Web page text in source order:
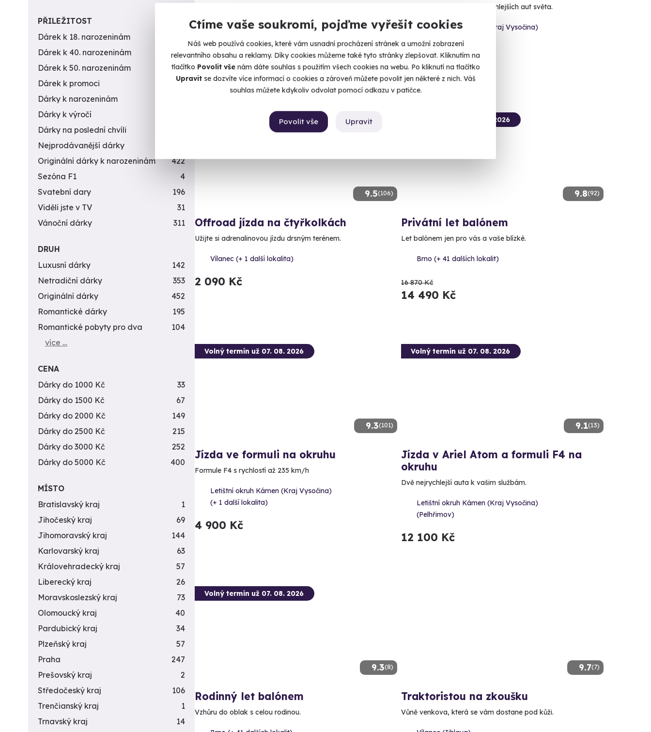
Ctíme vaše soukromí, pojďme vyřešit cookies
Náš web používá cookies, které vám usnadní procházení stránek a umožní zobrazení
relevantního obsahu a reklamy. Díky cookies můžeme také tyto stránky zlepšovat. Kliknutím na
tlačítko Povolit vše nám dáte souhlas s použitím všech cookies na webu. Po kliknutí na tlačítko
Upravitse dozvíte více informací o cookies a zároveň můžete povolit jen některé z nich. Váš
souhlas můžete kdykoliv odvolat pomocí odkazu v patičce.
Upravit
Povolit vše
Vílanec (Jihlava)
2 230 Kč
2 030 Kč
Vyzkoušejte si jedno z nejrychlejších aut světa.
Letištní okruh Kámen (Kraj Vysočina)
(+ 2 další lokality)
2 300 Kč
9.5(106)
Volný termín už 08. 08. 2026
Offroad jízda na čtyřkolkách
Užijte si adrenalinovou jízdu drsným terénem.
Vílanec (+ 1 další lokalita)
2 090 Kč
9.8(92)
Volný termín už 07. 08. 2026
Privátní let balónem
Let balónem jen pro vás a vaše blízké.
Brno (+ 41 dalších lokalit)
16 870 Kč
14 490 Kč
9.3(101)
Volný termín už 07. 08. 2026
Jízda ve formuli na okruhu
Formule F4 s rychlostí až 235 km/h
Letištní okruh Kámen (Kraj Vysočina)
(+ 1 další lokalita)
4 900 Kč
9.1(13)
Volný termín už 07. 08. 2026
Jízda v Ariel Atom a formuli F4 na
okruhu
Dvě nejrychlejší auta k vašim službám.
Letištní okruh Kámen (Kraj Vysočina)
(Pelhřimov)
12 100 Kč
9.3(8)
Volný termín už 07. 08. 2026
Rodinný let balónem
Vzhůru do oblak s celou rodinou.
9.7(7)
Traktoristou na zkoušku
Vůně venkova, která se vám dostane pod kůži.
PŘILEŽITOST
Dárek k 18. narozeninám
Dárek k 40. narozeninám
453
Dárek k 50. narozeninám
378
Dárek k promoci
245
Dárky k narozeninám
Dárky k výročí
Dárky na poslední chvíli
Nejprodávanější dárky
Originální dárky k narozeninám
422
Sezóna F1
4
Svatební dary
196
Viděli jste v TV
31
Vánoční dárky
311
DRUH
Luxusní dárky
142
Netradiční dárky
353
Originální dárky
452
Romantické dárky
195
Romantické pobyty pro dva
104
více …
CENA
Dárky do 1000 Kč
33
Dárky do 1500 Kč
67
Dárky do 2000 Kč
149
Dárky do 2500 Kč
215
Dárky do 3000 Kč
252
Dárky do 5000 Kč
400
MÍSTO
Bratislavský kraj
1
Jihočeský kraj
69
Jihomoravský kraj
144
Karlovarský kraj
63
Královehradecký kraj
57
Liberecký kraj
26
Moravskoslezský kraj
73
Olomoucký kraj
40
Pardubický kraj
34
Plzeňský kraj
57
Praha
247
Prešovský kraj
2
Středočeský kraj
106
Trenčianský kraj
1
Trnavský kraj
14